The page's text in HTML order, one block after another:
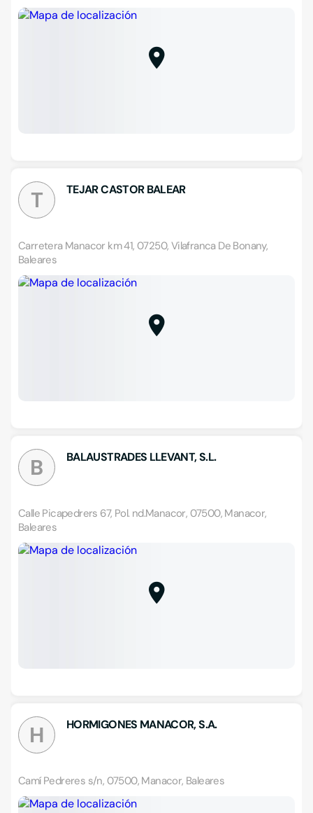
T TEJAR CASTOR BALEAR
Carretera Manacor km 41, 07250, Vilafranca De Bonany,
Baleares
B BALAUSTRADES LLEVANT, S.L.
Calle Picapedrers 67, Pol. nd.Manacor, 07500, Manacor,
Baleares
H HORMIGONES MANACOR, S.A.
Camí Pedreres s/n, 07500, Manacor, Baleares